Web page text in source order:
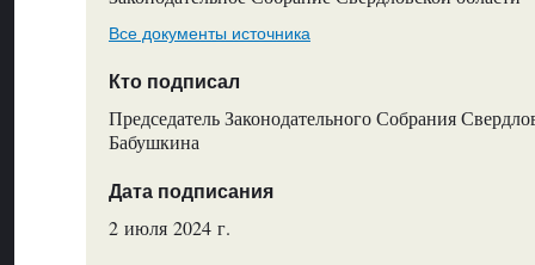
Все документы источника
Кто подписал
Председатель Законодательного Собрания
Бабушкина
Дата подписания
2 июля 2024 г.